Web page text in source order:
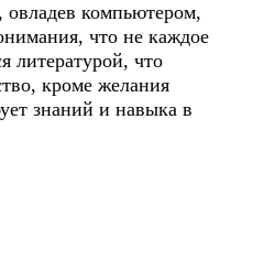
компьютером,
что не каждое
литературой, что
кроме желания
знаний и навыка в